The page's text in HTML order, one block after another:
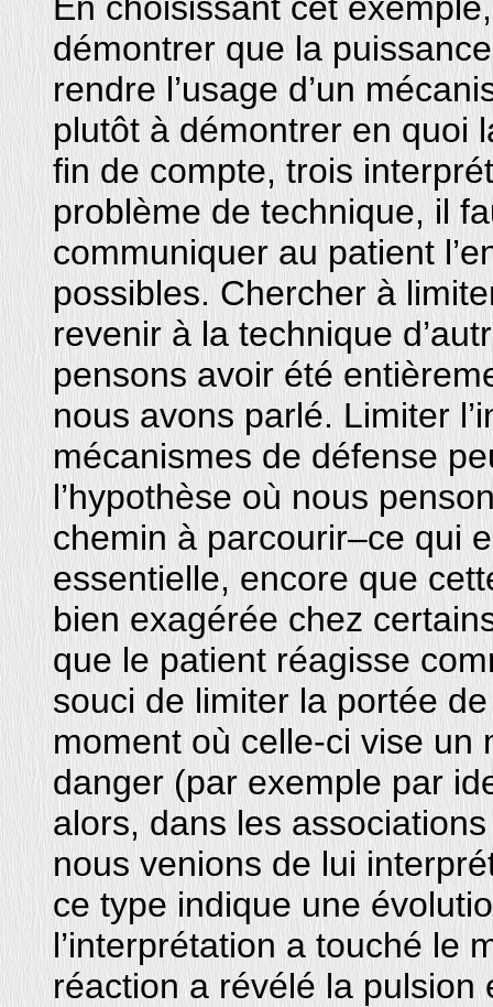
démontrer que la
rendre l’usage d’un
plutôt à démontrer en quoi
fin de compte, trois
problème de technique, il
communiquer au patient
possibles. Chercher à
revenir à la technique
pensons avoir été
nous avons parlé. Limiter
mécanismes de défense
l’hypothèse où nous
chemin à parcourir–ce qui
essentielle, encore que
bien exagérée chez
que le patient réagisse
souci de limiter la portée
moment où celle-ci vise un
danger (par exemple par
alors, dans les
nous venions de lui
ce type indique une
l’interprétation a touché le
réaction a révélé la pulsion